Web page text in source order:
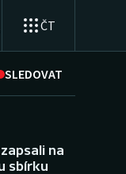
ČT
SLEDOVAT
na
sbírku